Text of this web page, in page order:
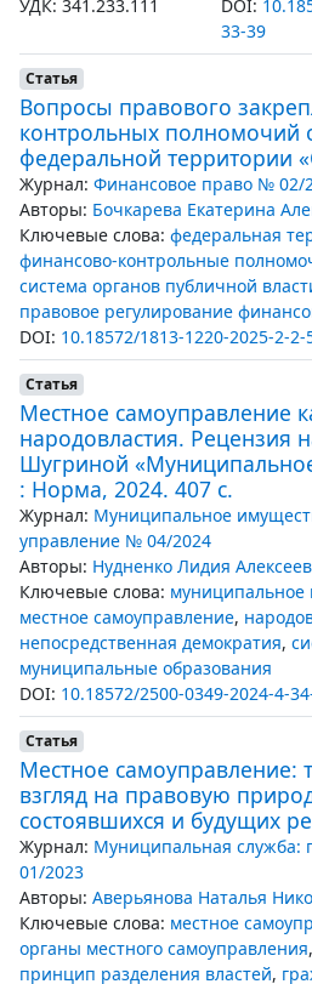
УДК: 341.233.111
DOI:
33-39
Статья
Вопросы правового
контрольных полномочий
федеральной территории
Журнал: Финансовое право № 02/
Авторы: Бочкарева Екатерина
Ключевые слова: федеральная
финансово-контрольные
система органов публичной
правовое регулирование
DOI: 10.18572/1813-1220-2025-2-2-
Статья
Местное самоуправление
народовластия. Рецензия
Шугриной
: Норма, 2024. 407 с.
Журнал: Муниципальное
управление № 04/2024
Авторы: Нудненко Лидия
Ключевые слова: муниципальное
местное самоуправление,
непосредственная демократия,
муниципальные образования
DOI: 10.18572/2500-0349-2024-4-
Статья
Местное самоуправление:
взгляд на правовую
состоявшихся и будущих
Журнал: Муниципальная
01/2023
Авторы: Аверьянова Наталья
Ключевые слова: местное
органы местного самоуправления,
принцип разделения властей,